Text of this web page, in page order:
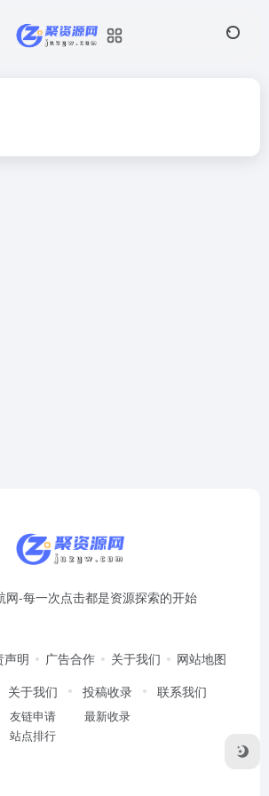
网-每一次点击都是资源探索的开始
声明 广告合作 关于我们
网站地图
关于我们
友链申请
站点排行
投稿收录
最新收录
联系我们